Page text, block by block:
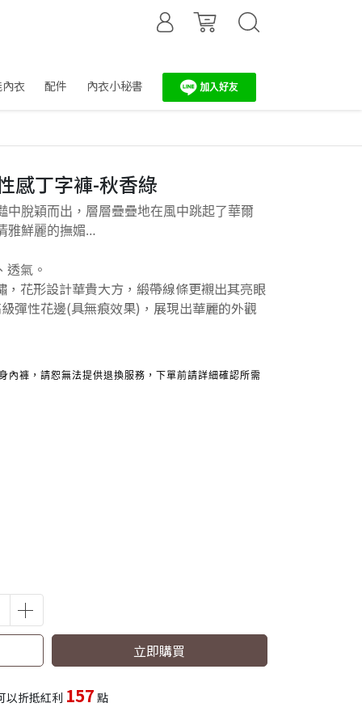
衣 配件 內衣小秘書
感丁字褲-秋香綠
中脫穎而出，層層疊疊地在風中跳起了華爾
雅鮮麗的撫媚…
透氣。
，花形設計華貴大方，緞帶線條更襯出其亮眼
彈性花邊(具無痕效果)，展現出華麗的外觀
內褲，請恕無法提供退換服務，下單前請詳細確認所需
立即購買
以折抵紅利 157 點